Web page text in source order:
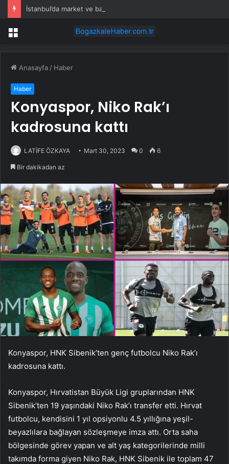
Menü
Anasayfa / Haber
Haber
Konyaspor, Niko Rak’ı
kadrosuna kattı
LATİFE ÖZKAYA Mart 30, 2023 0 6
Bir dakikadan az
Konyaspor, HNK Sibenik’ten genç futbolcu Niko Rak’ı
kadrosuna kattı.
Konyaspor, Hırvatistan Büyük Ligi gruplarından HNK
Sibenik’ten 19 yaşındaki Niko Rak’ı transfer etti. Hırvat
futbolcu, kendisini 1 yıl opsiyonlu 4.5 yıllığına yeşil-
beyazlılara bağlayan sözleşmeye imza attı. Orta saha
bölgesinde görev yapan ve alt yaş kategorilerinde milli
takımda forma giyen Niko Rak, HNK Sibenik ile toplam 47